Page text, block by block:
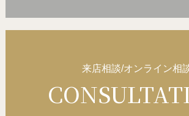
来店相談/オンライン相